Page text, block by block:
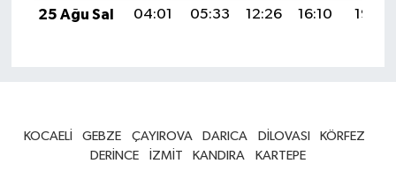
25 Ağu Sal
04:01 05:33 12:26 16:10 19:10
KOCAELİ GEBZE ÇAYIROVA DARICA DİLOVASI
KÖRFEZ
DERİNCE
İZMİT KANDIRA KARTEPE